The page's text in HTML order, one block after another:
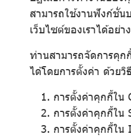
สามารถใช้งานฟังก์ชั่
เว็บไซต์ของเราได้อย่
ท่านสามารถจัดการคุก
ได้โดยการตั้งค่า ด้วยวิ
การตั้งค่าคุกกี้ใน
การตั้งค่าคุกกี้ใน
การตั้งค่าคุกกี้ใน